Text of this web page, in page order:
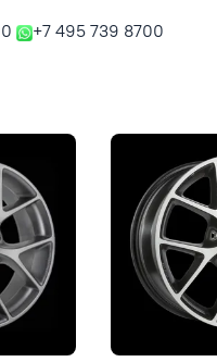
+7 495 739 8700